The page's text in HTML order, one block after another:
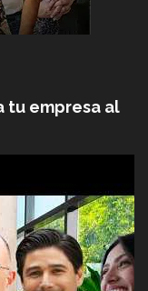
tu empresa al